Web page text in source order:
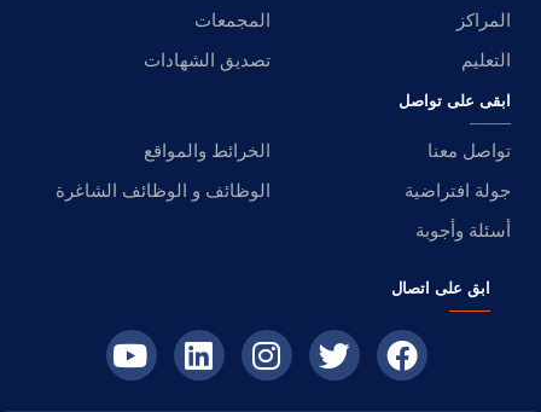
المراكز
المجمعات
التعليم
تصديق الشهادات
ابقى على تواصل
تواصل معنا
الخرائط والمواقع
جولة افتراضية
الوظائف و الوظائف الشاغرة
أسئلة وأجوبة
ابق على اتصال